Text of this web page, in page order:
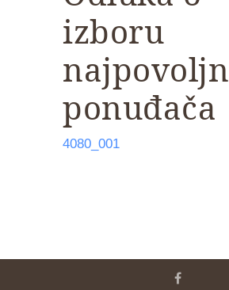
izboru
ponuđača
4080_001